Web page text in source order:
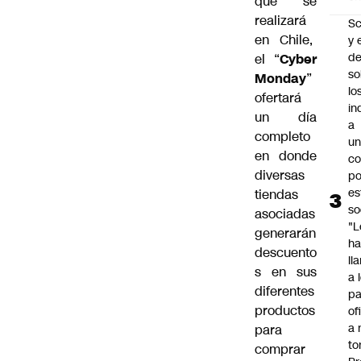
realizará
en Chile,
el “Cyber
Monday”
ofertará
un día
completo
en donde
diversas
tiendas
asociadas
generarán
descuento
s en sus
diferentes
productos
para
comprar
y
a
a
a